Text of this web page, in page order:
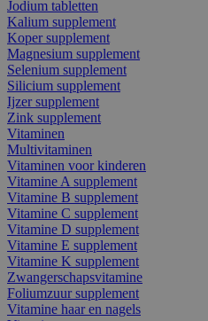
Jodium tabletten
Kalium supplement
Koper supplement
Magnesium supplement
Selenium supplement
Silicium supplement
Ijzer supplement
Zink supplement
Vitaminen
Multivitaminen
Vitaminen voor kinderen
Vitamine A supplement
Vitamine B supplement
Vitamine C supplement
Vitamine D supplement
Vitamine E supplement
Vitamine K supplement
Zwangerschapsvitamine
Foliumzuur supplement
Vitamine haar en nagels